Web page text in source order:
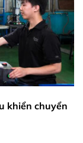
khiển chuyển